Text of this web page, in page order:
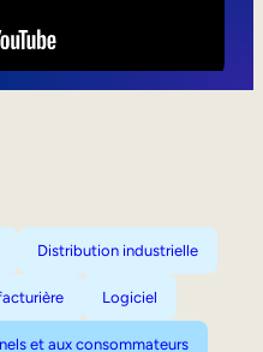
Distribution industrielle
Logiciel
et aux consommateurs